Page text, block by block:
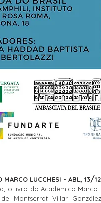
MARCO LUCCHESI - ABL, 13/
o livro do Acadêmico Marco
Montserrat Villar